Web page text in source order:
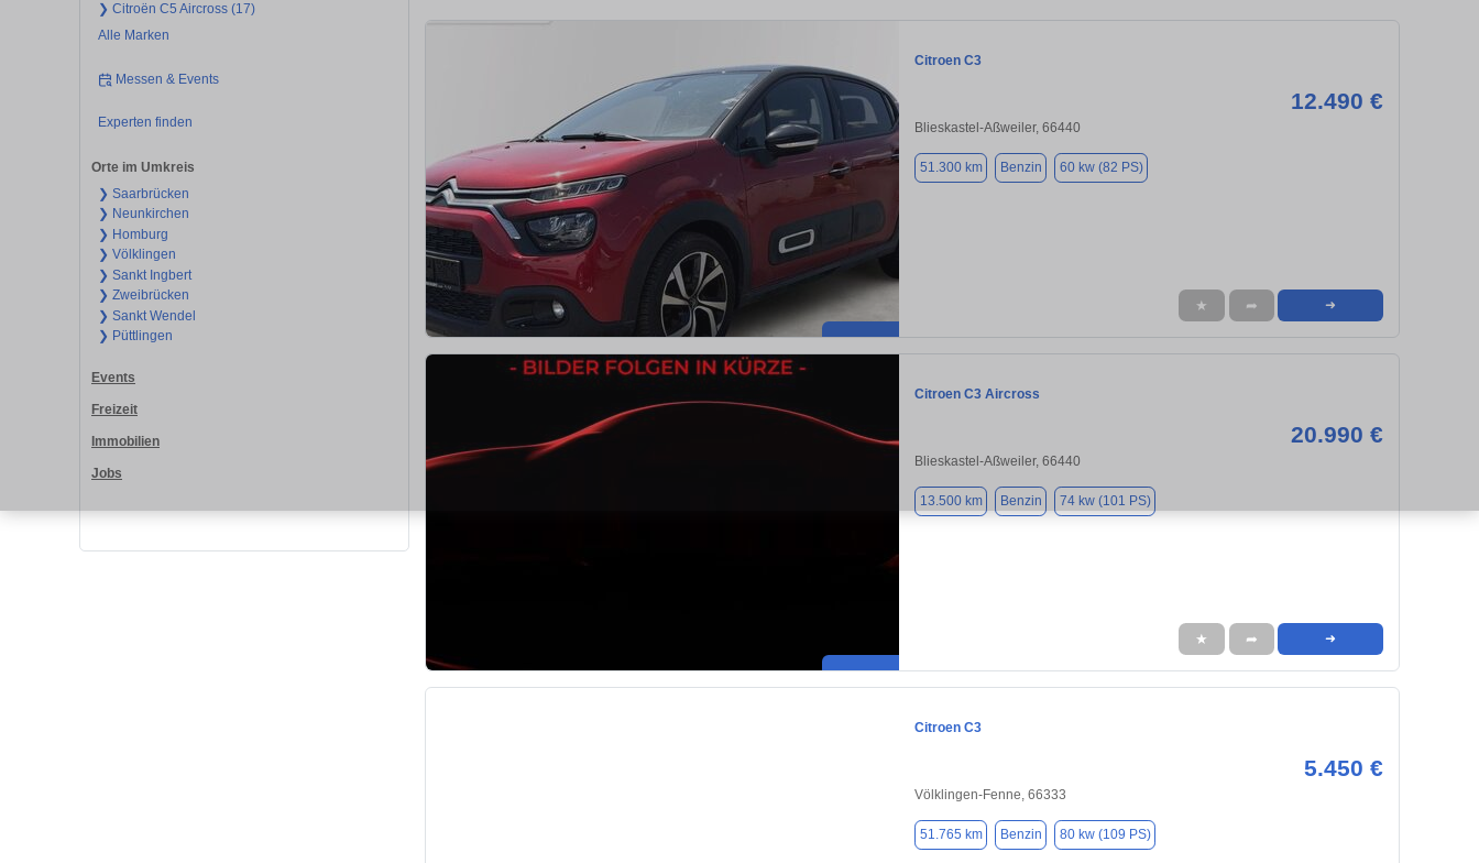
❯ Citroën C5 Aircross (17)
Alle Marken
Messen & Events
Experten finden
Orte im Umkreis
❯ Saarbrücken
❯ Neunkirchen
❯ Homburg
❯ Völklingen
❯ Sankt Ingbert
❯ Zweibrücken
❯ Sankt Wendel
❯ Püttlingen
Events
Freizeit
Immobilien
Jobs
Citroen C3
12.490 €
Blieskastel-Aßweiler, 66440
51.300 km Benzin 60 kw (82 PS)
★ ➦ ➜
Citroen C3 Aircross
20.990 €
Blieskastel-Aßweiler, 66440
13.500 km Benzin 74 kw (101 PS)
★ ➦ ➜
Citroen C3
5.450 €
Völklingen-Fenne, 66333
51.765 km Benzin 80 kw (109 PS)